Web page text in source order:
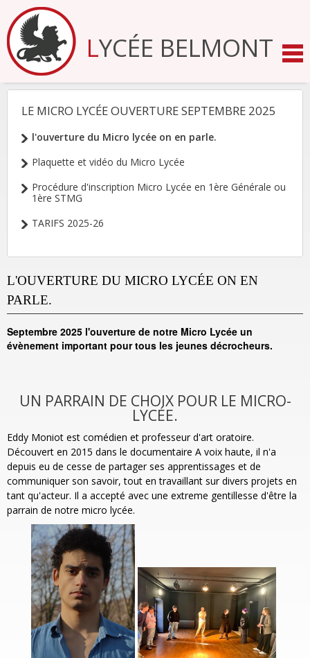
Aller
au
contenu.
|
Aller
LYCÉE BELMONT
NAVIGATION
LE MICRO LYCÉE OUVERTURE SEPTEMBRE 2025
l'ouverture du Micro lycée on en parle.
Plaquette et vidéo du Micro Lycée
Procédure d'inscription Micro Lycée en 1ère Générale ou
1ère STMG
TARIFS 2025-26
L'OUVERTURE DU MICRO LYCÉE ON EN
PARLE.
Septembre 2025 l'ouverture de notre Micro Lycée un
évènement important pour tous les jeunes décrocheurs.
UN PARRAIN DE CHOIX POUR LE MICRO-
LYCÉE.
Eddy Moniot est comédien et professeur d'art oratoire.
Découvert en 2015 dans le documentaire A voix haute, il n'a
depuis eu de cesse de partager ses apprentissages et de
communiquer son savoir, tout en travaillant sur divers projets en
tant qu'acteur. Il a accepté avec une extreme gentillesse d'être la
parrain de notre micro lycée.